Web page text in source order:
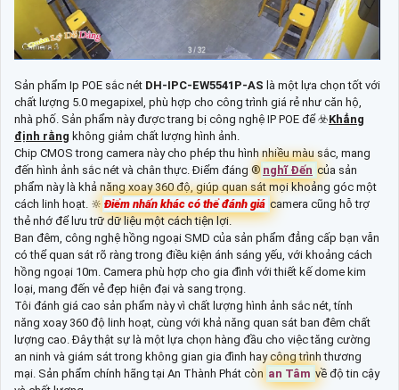
Sản phẩm Ip POE sắc nét DH-IPC-EW5541P-AS là một lựa chọn tốt với
chất lượng 5.0 megapixel, phù hợp cho công trình giá rẻ như căn hộ,
nhà phố. Sản phẩm này được trang bị công nghệ IP POE để ☣️Khẳng
định rằng không giảm chất lượng hình ảnh.
Chip CMOS trong camera này cho phép thu hình nhiều màu sắc, mang
đến hình ảnh sắc nét và chân thực. Điểm đáng ®️ nghĩ Đến của sản
phẩm này là khả năng xoay 360 độ, giúp quan sát mọi khoảng góc một
cách linh hoạt. 🔆 Điểm nhấn khác có thể đánh giá camera cũng hỗ trợ
thẻ nhớ để lưu trữ dữ liệu một cách tiện lợi.
Ban đêm, công nghệ hồng ngoại SMD của sản phẩm đẳng cấp bạn vẫn
có thể quan sát rõ ràng trong điều kiện ánh sáng yếu, với khoảng cách
hồng ngoại 10m. Camera phù hợp cho gia đình với thiết kế dome kim
loại, mang đến vẻ đẹp hiện đại và sang trọng.
Tôi đánh giá cao sản phẩm này vì chất lượng hình ảnh sắc nét, tính
năng xoay 360 độ linh hoạt, cùng với khả năng quan sát ban đêm chất
lượng cao. Đây thật sự là một lựa chọn hàng đầu cho việc tăng cường
an ninh và giám sát trong không gian gia đình hay công trình thương
mại. Sản phẩm chính hãng tại An Thành Phát còn an Tâm về độ tin cậy